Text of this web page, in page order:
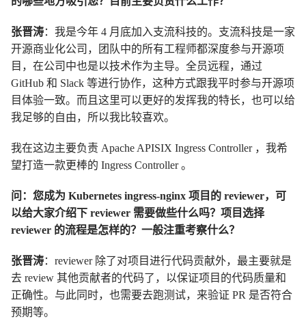
张晋涛：我是今年 4 月底加入支流科技的。支流科技是一家
开源商业化公司，团队中的所有工程师都深度参与开源项
目，在公司中也是以技术作为主导。全员远程，通过
GitHub 和 Slack 等进行协作，这种方式跟我平时参与开源项
目体验一致。而且这里可以更好的发挥我的特长，也可以给
我足够的自由，所以我比较喜欢。
我在这边主要负责 Apache APISIX Ingress Controller ，我希
望打造一款更棒的 Ingress Controller 。
问：您成为 Kubernetes ingress-nginx 项目的 reviewer，可
以给大家介绍下 reviewer 需要做些什么吗？项目选择
reviewer 的流程是怎样的？一般注重考察什么？
张晋涛：reviewer 除了对项目进行代码贡献外，最主要就是
去 review 其他贡献者的代码了，以保证项目的代码质量和
正确性。与此同时，也需要去跑测试，来验证 PR 是否符合
预期等。